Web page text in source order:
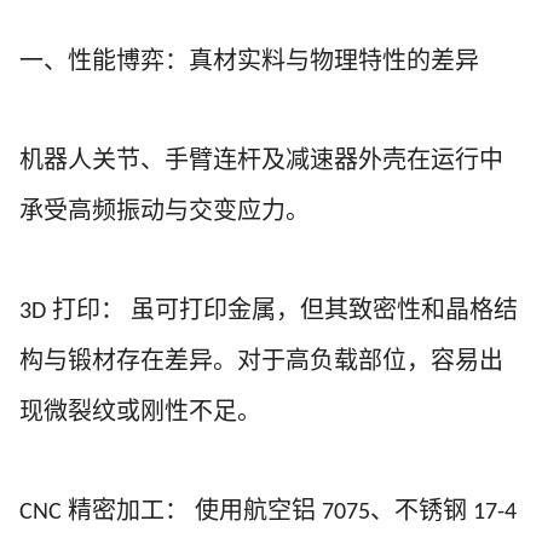
一、性能博弈：真材实料与物理特性的差异
机器人关节、手臂连杆及减速器外壳在运行中
承受高频振动与交变应力。
3D 打印：
虽可打印金属，但其致密性和晶格结
构与锻材存在差异。对于高负载部位，容易出
现微裂纹或刚性不足。
CNC 精密加工： 使用航空铝 7075、不锈钢 17-4